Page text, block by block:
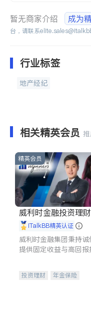
暂无商家介绍 成为
台，请联系
行业标签
地产经纪
相关精英会员
精英会员
威利时金融投资理
iTalkBB精英认证
威利时金融集团秉持诚
提供固定收益与高回报
合，助力客户实现目标
投资理财
年金保险